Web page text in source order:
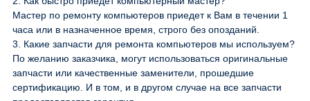
Мастер по ремонту компьютеров приедет к Вам в течении 1
часа или в назначенное время, строго без опозданий.
3.
Какие запчасти для ремонта компьютеров мы используем?
По желанию заказчика, могут использоваться оригинальные
запчасти или качественные заменители, прошедшие
сертификацию. И в том, и в другом случае на все запчасти